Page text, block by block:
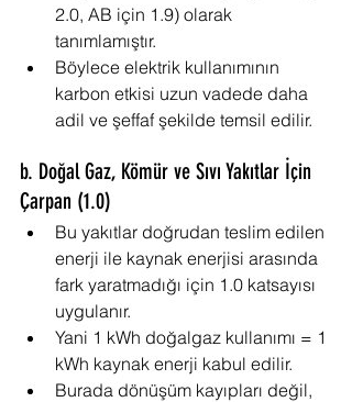
2.0, AB için 1.9) olarak
tanımlamıştır.
Böylece elektrik kullanımının
karbon etkisi uzun vadede daha
adil ve şeffaf şekilde temsil edilir.
b. Doğal Gaz, Kömür ve Sıvı Yakıtlar İçin
Çarpan (1.0)
Bu yakıtlar doğrudan teslim edilen
enerji ile kaynak enerjisi arasında
fark yaratmadığı için 1.0 katsayısı
uygulanır.
Yani 1 kWh doğalgaz kullanımı = 1
kWh kaynak enerji kabul edilir.
Burada dönüşüm kayıpları değil,